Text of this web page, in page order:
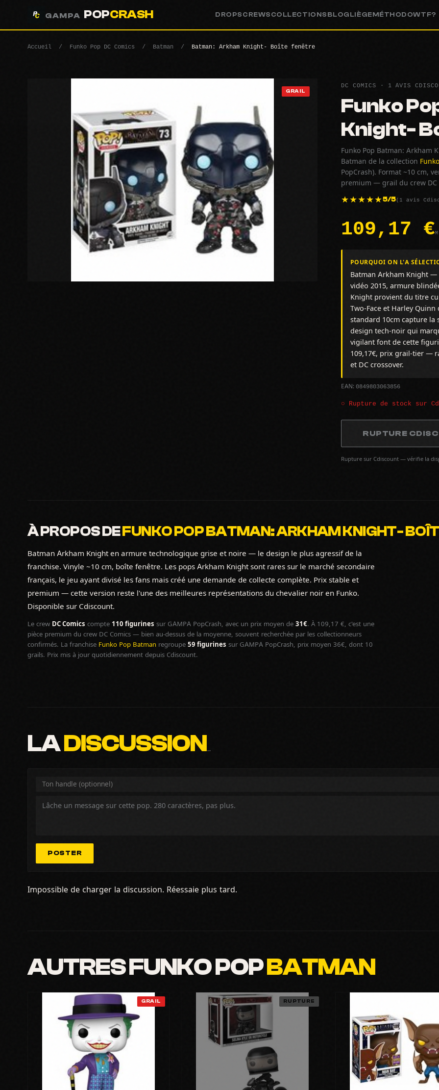
GAMPA POPCRASH DROPS CREWS COLLECTIONS BLOG LIÈGEMÉTHODOWTF?
Accueil / Funko Pop DC Comics / Batman / Batman: Arkham Knight- Boîte fenêtre
GRAIL
DC COMICS · 1 AVIS
Funko
Knight-
Funko Pop Batman: Arkham
Batman de la collection
PopCrash). Format ~10 cm,
premium — grail du crew DC
5/5(1 avis
109,17 €
POURQUOI ON L'A
Batman Arkham Knight —
vidéo 2015, armure
Knight provient du titre
Two-Face et Harley
standard 10cm capture la
design tech-noir qui
vigilant font de cette
109,17€, prix grail-tier —
et DC crossover.
EAN: 0849803063856
○ Rupture de stock sur
RUPTURE
Rupture sur Cdiscount — vérifie la
À PROPOS DEFUNKO POP BATMAN: ARKHAM KNIGHT-
Batman Arkham Knight en armure technologique grise et noire — le design le plus agressif de la
franchise. Vinyle ~10 cm, boîte fenêtre. Les pops Arkham Knight sont rares sur le marché secondaire
français, le jeu ayant divisé les fans mais créé une demande de collecte complète. Prix stable et
premium — cette version reste l'une des meilleures représentations du chevalier noir en Funko.
Disponible sur Cdiscount.
Le crew DC Comics compte 110 figurines sur GAMPA PopCrash, avec un prix moyen de 31€. À 109,17 €, c'est une
pièce premium du crew DC Comics — bien au-dessus de la moyenne, souvent recherchée par les collectionneurs
confirmés. La franchise Funko Pop Batman regroupe 59 figurines sur GAMPA PopCrash, prix moyen 36€, dont 10
grails. Prix mis à jour quotidiennement depuis Cdiscount.
LADISCUSSION…
POSTER
Impossible de charger la discussion. Réessaie plus tard.
AUTRES FUNKO POPBATMAN
GRAIL RUPTURE